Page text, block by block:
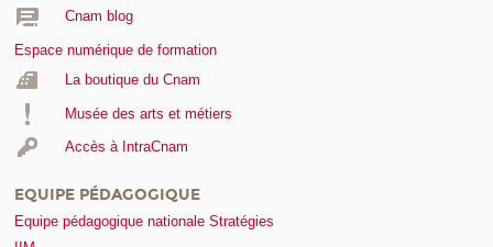
Cnam blog
Espace numérique de formation
La boutique du Cnam
Musée des arts et métiers
Accès à IntraCnam
EQUIPE PÉDAGOGIQUE
Equipe pédagogique nationale Stratégies